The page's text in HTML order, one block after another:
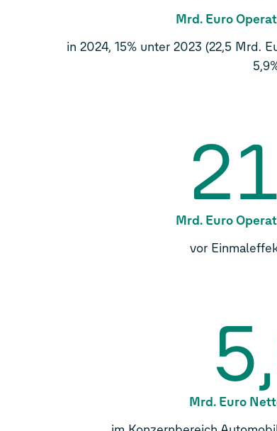
Mrd. Euro
in 2024, 15% unter 2023 (22,5 Mrd.
Mrd. Euro
vor
Mrd. Euro